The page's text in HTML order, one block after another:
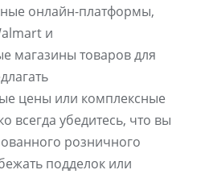
онлайн-платформы,
и
магазины товаров для
цены или комплексные
всегда убедитесь, что вы
розничного
подделок или